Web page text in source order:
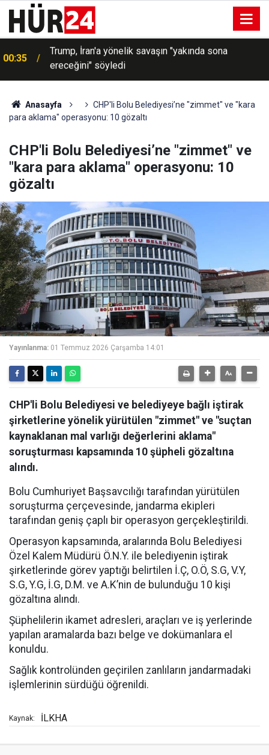
00:30 Cumhurbaşkanlığına Cevdet Yılmaz vekalet edecek
Anasayfa
CHP'li Bolu Belediyesi’ne "zimmet" ve "kara
para aklama" operasyonu: 10 gözaltı
CHP'li Bolu Belediyesi’ne "zimmet" ve
"kara para aklama" operasyonu: 10
gözaltı
Yayınlanma: 01 Temmuz 2026 Çarşamba 14:01
CHP'li Bolu Belediyesi ve belediyeye bağlı iştirak
şirketlerine yönelik yürütülen "zimmet" ve "suçtan
kaynaklanan mal varlığı değerlerini aklama"
soruşturması kapsamında 10 şüpheli gözaltına
alındı.
Bolu Cumhuriyet Başsavcılığı tarafından yürütülen
soruşturma çerçevesinde, jandarma ekipleri
tarafından geniş çaplı bir operasyon gerçekleştirildi.
Operasyon kapsamında, aralarında Bolu Belediyesi
Özel Kalem Müdürü Ö.N.Y. ile belediyenin iştirak
şirketlerinde görev yaptığı belirtilen İ.Ç, O.Ö, S.G, V.Y,
S.G, Y.G, İ.G, D.M. ve A.K’nin de bulunduğu 10 kişi
gözaltına alındı.
Şüphelilerin ikamet adresleri, araçları ve iş yerlerinde
yapılan aramalarda bazı belge ve dokümanlara el
konuldu.
Sağlık kontrolünden geçirilen zanlıların jandarmadaki
işlemlerinin sürdüğü öğrenildi.
Kaynak: İLKHA